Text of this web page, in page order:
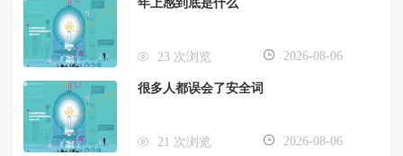
年上感到底是什么
23 次浏览 2026-08-06
很多人都误会了安全词
21 次浏览 2026-08-06